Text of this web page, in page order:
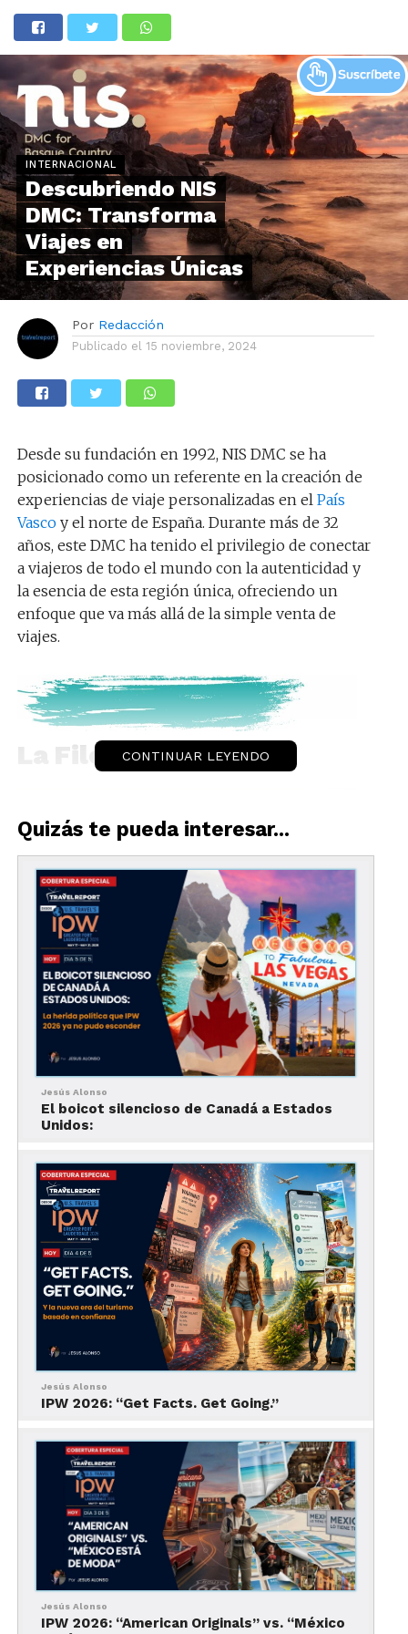
INTERNACIONAL
Descubriendo NIS
DMC: Transforma
Viajes en
Experiencias Únicas
Por Redacción
Publicado el 15 noviembre, 2024
Desde su fundación en 1992, NIS DMC se ha
posicionado como un referente en la creación de
experiencias de viaje personalizadas en el País
Vascoy el norte de España. Durante más de 32
años, este DMC ha tenido el privilegio de conectar
a viajeros de todo el mundo con la autenticidad y
la esencia de esta región única, ofreciendo un
enfoque que va más allá de la simple venta de
viajes.
La Filosofía de NIS
NIS se especializa en crear experiencias a medida
para aquellos viajeros que buscan un contacto más
profundo con la cultura local. Su enfoque se centra
Autenticidad:Ofrecen itinerarios que
destacan lo genuino de la cultura
vasca, permitiendo a los viajeros
sumergirse en tradiciones y
Exclusividad:
Diseñan experiencias
únicas y personalizadas que
satisfacen las expectativas de los
viajeros más exigentes.
Conexión Cultural: Fomentan un
contacto directo con la comunidad
local y sus tradiciones, enriqueciendo
la experiencia de viaje.
CONTINUAR LEYENDO
Quizás te pueda interesar...
Jesús Alonso
El boicot silencioso de Canadá a Estados
Unidos:
Jesús Alonso
IPW 2026: “Get Facts. Get Going.”
Jesús Alonso
IPW 2026: “American Originals” vs. “México